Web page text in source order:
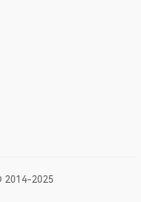
2014-2025